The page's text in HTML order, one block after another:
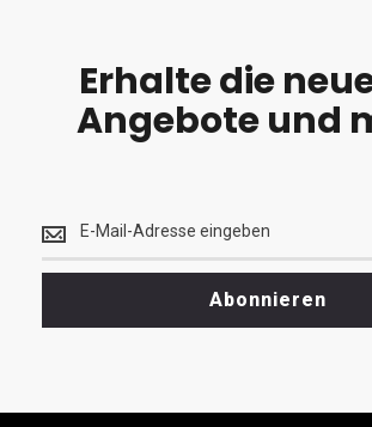
Erhalte die
Angebote und
die
neuesten
<br>
Abonnieren